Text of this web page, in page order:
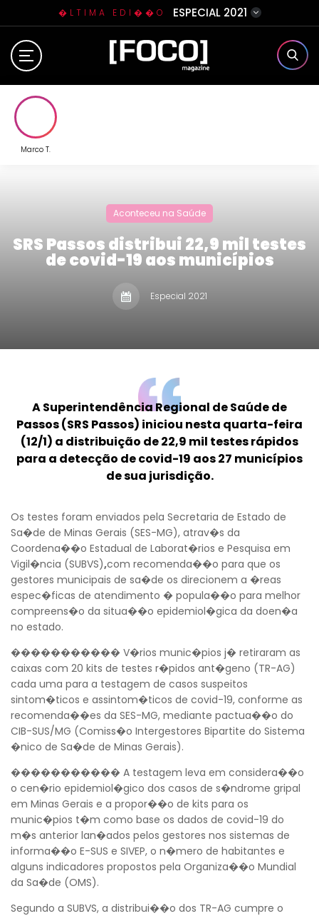
�LTIMA EDI��O ESPECIAL 2021
Home
Contato
Marco T.
Aconteceu na Saúde
SRS Passos distribui 22,9 mil testes
de covid-19 aos municípios
Especial 2021
A Superintendência Regional de Saúde de
Passos (SRS Passos) iniciou nesta quarta-feira
(12/1) a distribuição de 22,9 mil testes rápidos
para a detecção de covid-19 aos 27 municípios
de sua jurisdição.
Os testes foram enviados pela Secretaria de Estado de
Sa�de de Minas Gerais (SES-MG), atrav�s da
Coordena��o Estadual de Laborat�rios e Pesquisa em
Vigil�ncia (SUBVS),com recomenda��o para que os
gestores municipais de sa�de os direcionem a �reas
espec�ficas de atendimento � popula��o para melhor
compreens�o da situa��o epidemiol�gica da doen�a
no estado.
����������� V�rios munic�pios j� retiraram as
caixas com 20 kits de testes r�pidos ant�geno (TR-AG)
cada uma para a testagem de casos suspeitos
sintom�ticos e assintom�ticos de covid-19, conforme as
recomenda��es da SES-MG, mediante pactua��o do
CIB-SUS/MG (Comiss�o Intergestores Bipartite do Sistema
�nico de Sa�de de Minas Gerais).
����������� A testagem leva em considera��o
o cen�rio epidemiol�gico dos casos de s�ndrome gripal
em Minas Gerais e a propor��o de kits para os
munic�pios t�m como base os dados de covid-19 do
m�s anterior lan�ados pelos gestores nos sistemas de
informa��o E-SUS e SIVEP, o n�mero de habitantes e
alguns indicadores propostos pela Organiza��o Mundial
da Sa�de (OMS).
Segundo a SUBVS, a distribui��o dos TR-AG cumpre o